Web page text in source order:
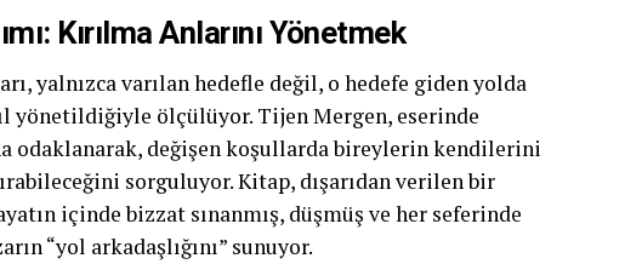
Kırılma Anlarını Yönetmek
yalnızca varılan hedefle değil, o hedefe giden yolda
yönetildiğiyle ölçülüyor. Tijen Mergen, eserinde
odaklanarak, değişen koşullarda bireylerin kendilerini
sorguluyor. Kitap, dışarıdan verilen bir
içinde bizzat sınanmış, düşmüş ve her seferinde
“yol arkadaşlığını” sunuyor.